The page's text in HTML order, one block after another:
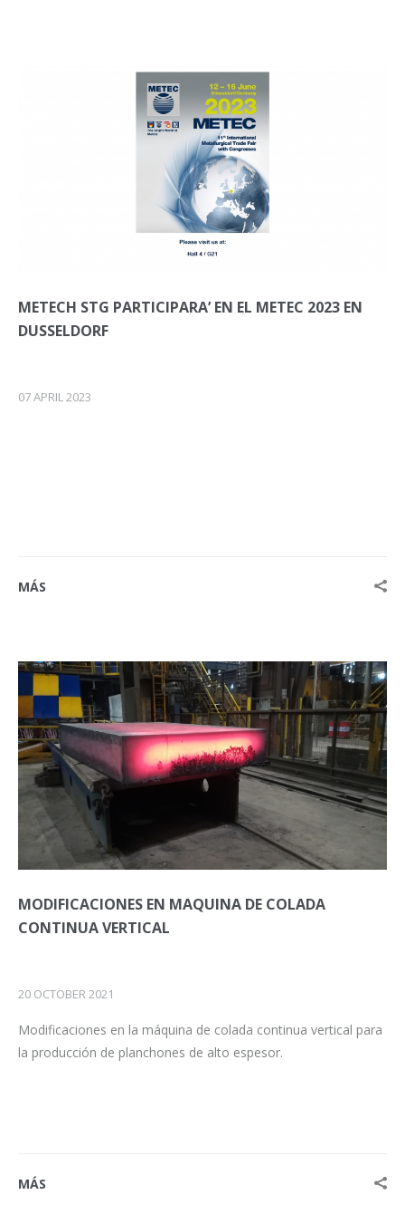
METECH STG PARTICIPARA’ EN EL METEC 2023 EN
DUSSELDORF
07 APRIL 2023
MÁS
MODIFICACIONES EN MAQUINA DE COLADA
CONTINUA VERTICAL
20 OCTOBER 2021
Modificaciones en la máquina de colada continua vertical para
la producción de planchones de alto espesor.
MÁS